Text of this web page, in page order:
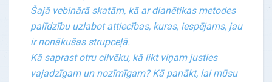
Šajā vebinārā skatām, kā ar dianētikas metodes
palīdzību uzlabot attiecības, kuras, iespējams, jau
ir nonākušas strupceļā.
Kā saprast otru cilvēku, kā likt viņam justies
vajadzīgam un nozīmīgam? Kā panākt, lai mūsu